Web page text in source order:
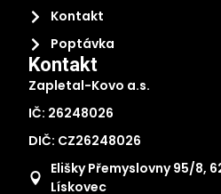
Kontakt
Poptávka
Kontakt
Zapletal-Kovo a.s.
IČ: 26248026
DIČ: CZ26248026
Elišky Přemyslovny 95/8,
Lískovec